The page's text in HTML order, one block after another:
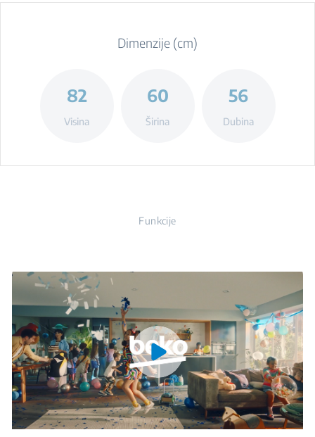
Dimenzije (cm)
82
Visina
60
Širina
56
Dubina
Funkcije